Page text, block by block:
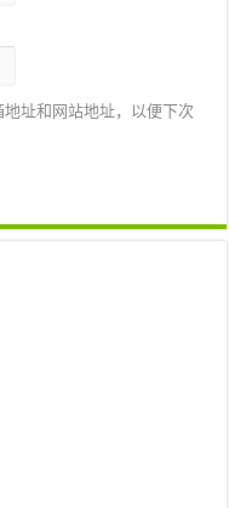
址和网站地址，以便下次